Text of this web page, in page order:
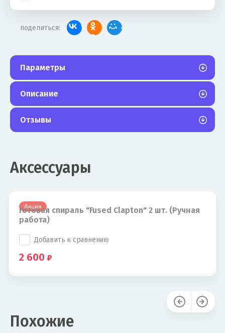
поделиться:
Параметры
Описание
Отзывы
Аксессуары
Акция
Готовая спираль "Fused Clapton" 2 шт. (Ручная
работа)
Добавить к сравнению
2 600
Похожие